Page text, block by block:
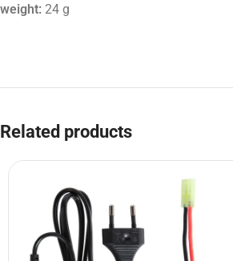
weight: 24 g
Related products